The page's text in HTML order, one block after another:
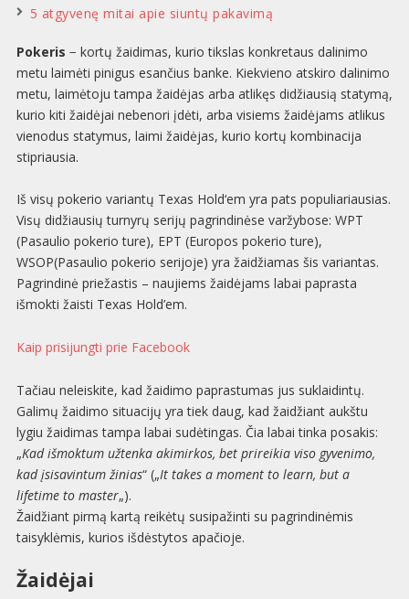
5 atgyvenę mitai apie siuntų pakavimą
Pokeris − kortų žaidimas, kurio tikslas konkretaus dalinimo
metu laimėti pinigus esančius banke. Kiekvieno atskiro dalinimo
metu, laimėtoju tampa žaidėjas arba atlikęs didžiausią statymą,
kurio kiti žaidėjai nebenori įdėti, arba visiems žaidėjams atlikus
vienodus statymus, laimi žaidėjas, kurio kortų kombinacija
stipriausia.
Iš visų pokerio variantų Texas Hold‘em yra pats populiariausias.
Visų didžiausių turnyrų serijų pagrindinėse varžybose: WPT
(Pasaulio pokerio ture), EPT (Europos pokerio ture),
WSOP(Pasaulio pokerio serijoje) yra žaidžiamas šis variantas.
Pagrindinė priežastis – naujiems žaidėjams labai paprasta
išmokti žaisti Texas Hold’em.
Kaip prisijungti prie Facebook
Tačiau neleiskite, kad žaidimo paprastumas jus suklaidintų.
Galimų žaidimo situacijų yra tiek daug, kad žaidžiant aukštu
lygiu žaidimas tampa labai sudėtingas. Čia labai tinka posakis:
„Kad išmoktum užtenka akimirkos, bet prireikia viso gyvenimo,
kad įsisavintum žinias“ („It takes a moment to learn, but a
lifetime to master„).
Žaidžiant pirmą kartą reikėtų susipažinti su pagrindinėmis
taisyklėmis, kurios išdėstytos apačioje.
Žaidėjai